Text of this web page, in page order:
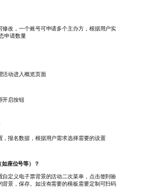
改，一个账号可申请多个主办方，根据用户实
申请数量
活动进入概览页面
开启按钮
报名数据，根据用户需求选择需要的设置
座位号等）？
定义电子票背景的活动二次菜单，点击签到验
景，保存。如没有需要的模板需要定制可扫码